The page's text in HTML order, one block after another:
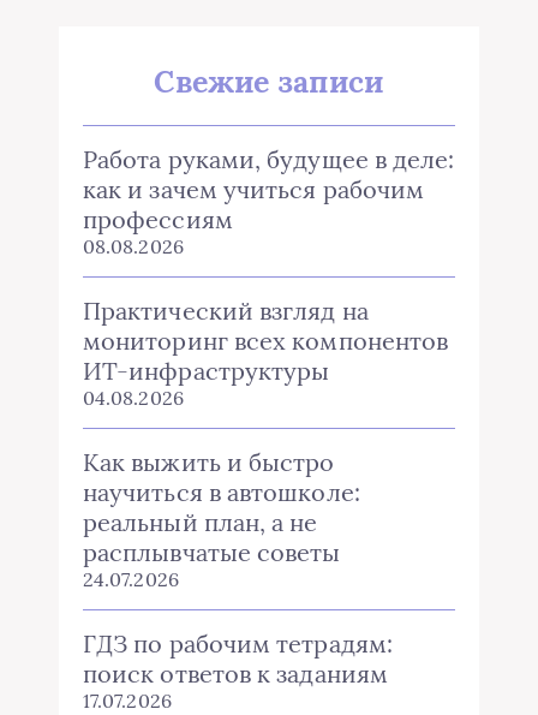
Свежие записи
Работа руками, будущее в деле:
как и зачем учиться рабочим
профессиям
08.08.2026
Практический взгляд на
мониторинг всех компонентов
ИТ-инфраструктуры
04.08.2026
Как выжить и быстро
научиться в автошколе:
реальный план, а не
расплывчатые советы
24.07.2026
ГДЗ по рабочим тетрадям:
поиск ответов к заданиям
17.07.2026